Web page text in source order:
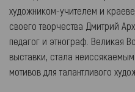
художником-учителем и
своего творчества Дмитрий
педагог и этнограф. Великая
выставки, стала
мотивов для талантливого